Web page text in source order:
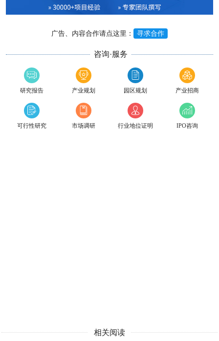
广告、内容合作请点这里： 寻求合作
咨询·服务
研究报告 产业规划 园区规划 产业招商
可行性研究 市场调研 行业地位证明 IPO咨询
相关阅读